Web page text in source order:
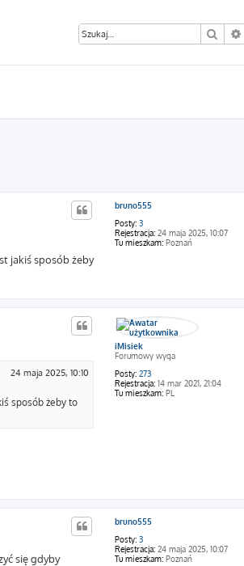
Szukaj
bruno555
Posty: 3
Rejestracja: 24 maja 2025, 10:07
Tu mieszkam: Poznań
jakiś sposób żeby
iMisiek
Forumowy wyga
Posty: 273
Rejestracja: 14 mar 2021, 21:04
Tu mieszkam: PL
24 maja 2025, 10:10
sposób żeby to
bruno555
Posty: 3
Rejestracja: 24 maja 2025, 10:07
Tu mieszkam: Poznań
się gdyby